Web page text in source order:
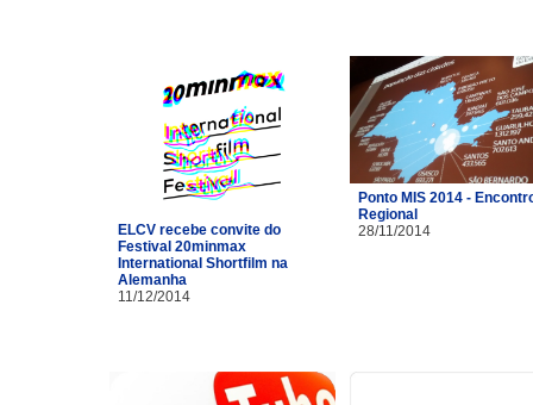
ELCV recebe convite do
Festival 20minmax
International Shortfilm na
Alemanha
11/12/2014
Ponto MIS 2014 -
Regional
28/11/2014